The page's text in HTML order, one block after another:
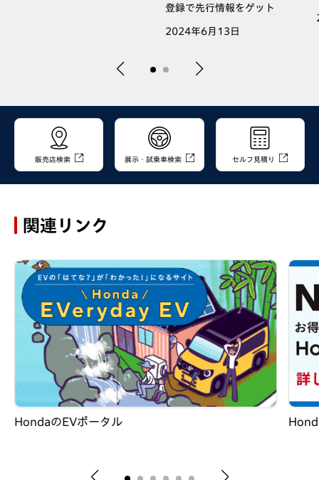
登録で先行情報をゲット
2024年6月13日
販売店検索 展示・試乗車検索 セルフ見積り
関連リンク
HondaのEVポータル